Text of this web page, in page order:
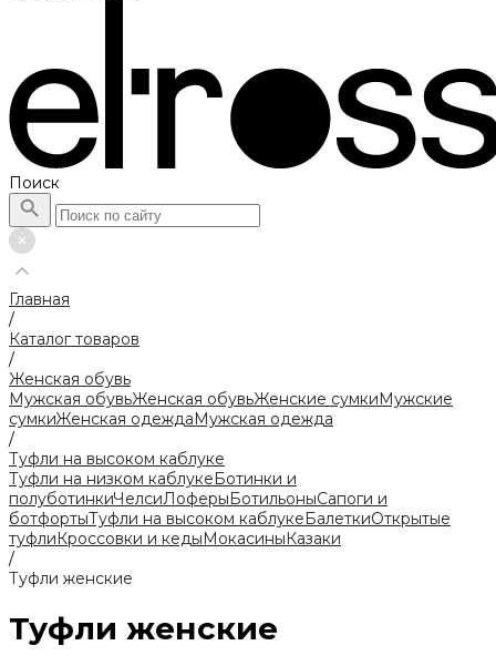
Поиск
Главная
/
Каталог товаров
/
Женская обувь
Мужская обувьЖенская обувьЖенские сумкиМужские
сумкиЖенская одеждаМужская одежда
/
Туфли на высоком каблуке
Туфли на низком каблукеБотинки и
полуботинкиЧелсиЛоферыБотильоныСапоги и
ботфортыТуфли на высоком каблукеБалеткиОткрытые
туфлиКроссовки и кедыМокасиныКазаки
/
Туфли женские
Туфли женские